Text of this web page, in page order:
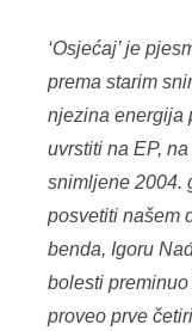
‘Osjećaj’ je
prema starim
njezina energija
uvrstiti na EP,
snimljene 2004.
posvetiti našem
benda, Igoru
bolesti
proveo prve